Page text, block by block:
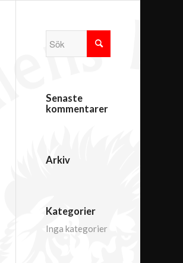
Senaste
kommentarer
Arkiv
Kategorier
Inga kategorier